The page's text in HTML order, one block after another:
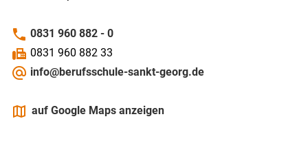
phone 0831 960 882 - 0
fax 0831 960 882 33
alternate_email info@berufsschule-sankt-georg.de
mapsauf Google Maps anzeigen